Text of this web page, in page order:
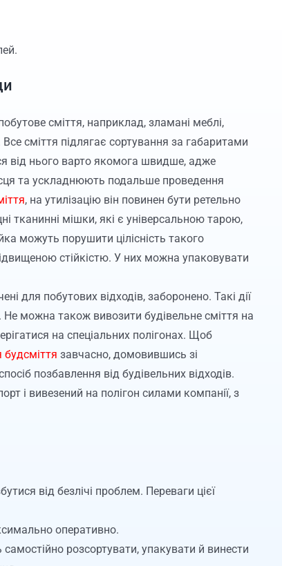
сміття, наприклад, зламані меблі,
сміття підлягає сортування за габаритами
від нього варто якомога швидше, адже
та ускладнюють подальше проведення
, на утилізацію він повинен бути ретельно
тканинні мішки, які є універсальною тарою,
можуть порушити цілісність такого
стійкістю. У них можна упаковувати
для побутових відходів, заборонено. Такі дії
Не можна також вивозити будівельне сміття на
на спеціальних полігонах. Щоб
будсміття завчасно, домовившись зі
позбавлення від будівельних відходів.
і вивезений на полігон силами компанії, з
від безлічі проблем. Переваги цієї
оперативно.
розсортувати, упакувати й винести